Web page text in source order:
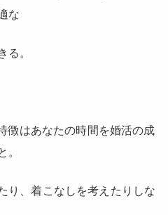
な
る。
徴はあなたの時間を婚活の成
。
り、着こなしを考えたりしな